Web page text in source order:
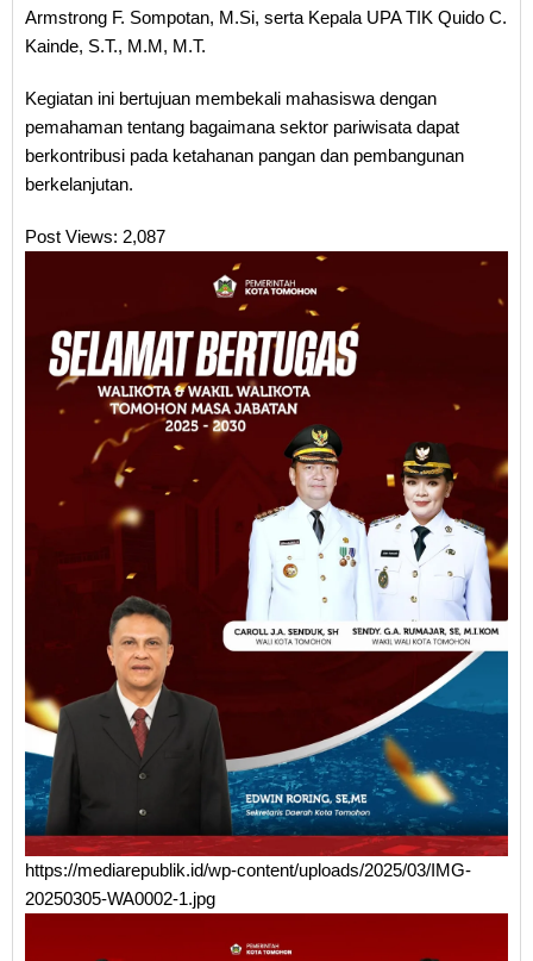
Armstrong F. Sompotan, M.Si, serta Kepala UPA TIK Quido C.
Kainde, S.T., M.M, M.T.
Kegiatan ini bertujuan membekali mahasiswa dengan
pemahaman tentang bagaimana sektor pariwisata dapat
berkontribusi pada ketahanan pangan dan pembangunan
berkelanjutan.
Post Views: 2,087
https://mediarepublik.id/wp-content/uploads/2025/03/IMG-
20250305-WA0002-1.jpg